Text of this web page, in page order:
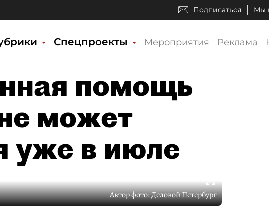
Подписаться Мы
Спецпроекты Мероприятия Реклама
помощь
может
уже в июле
Автор фото:Деловой Петербург